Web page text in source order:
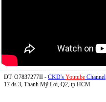
DT: O7837277II - CKD's Youtube Channel
17 ds 3, Thạnh Mỹ Lợi, Q2, tp.HCM